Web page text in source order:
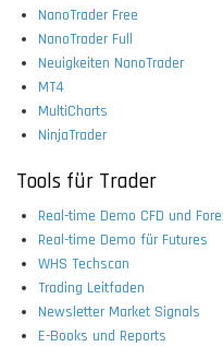
NanoTrader Free
NanoTrader Full
Neuigkeiten NanoTrader
MT4
MultiCharts
NinjaTrader
Tools für Trader
Real-time Demo CFD und
Real-time Demo für Futures
WHS Techscan
Trading Leitfaden
Newsletter Market Signals
E-Books und Reports